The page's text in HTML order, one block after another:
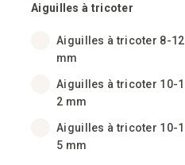
Aiguilles à tricoter
Aiguilles à tricoter 8-12
mm
Aiguilles à tricoter 10-1
2 mm
Aiguilles à tricoter 10-1
5 mm